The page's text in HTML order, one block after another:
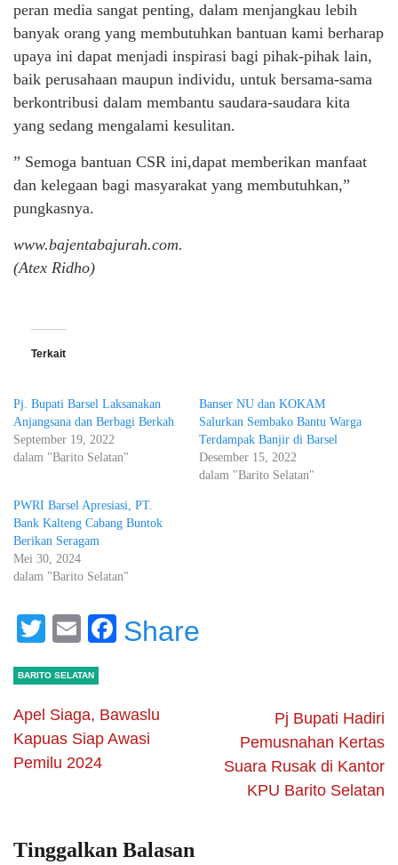
peran media sangat penting, dalam menjangkau lebih
banyak orang yang membutuhkan bantuan kami berharap
upaya ini dapat menjadi inspirasi bagi pihak-pihak lain,
baik perusahaan maupun individu, untuk bersama-sama
berkontribusi dalam membantu saudara-saudara kita
yang sedang mengalami kesulitan.
” Semoga bantuan CSR ini,dapat memberikan manfaat
dan kelegaan bagi masyarakat yang membutuhkan,”
pungkasnya.
www.bajentabajurah.com.
(Atex Ridho)
Terkait
Pj. Bupati Barsel Laksanakan
Anjangsana dan Berbagi Berkah
September 19, 2022
dalam "Barito Selatan"
Banser NU dan KOKAM
Salurkan Sembako Bantu Warga
Terdampak Banjir di Barsel
Desember 15, 2022
dalam "Barito Selatan"
PWRI Barsel Apresiasi, PT.
Bank Kalteng Cabang Buntok
Berikan Seragam
Mei 30, 2024
dalam "Barito Selatan"
Twitter
EmailFacebook
Share
BARITO SELATAN
Apel Siaga, Bawaslu
Kapuas Siap Awasi
Pemilu 2024
Pj Bupati Hadiri
Pemusnahan Kertas
Suara Rusak di Kantor
KPU Barito Selatan
Tinggalkan Balasan